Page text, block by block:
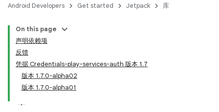
Android Developers Get started Jetpack 库
On this page
声明依赖项
反馈
凭据 Credentials-play-services-auth 版本 1.7
版本 1.7.0-alpha02
版本 1.7.0-alpha01